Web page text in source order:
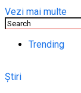
Vezi mai multe
Trending
Știri